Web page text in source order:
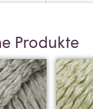
Produkte